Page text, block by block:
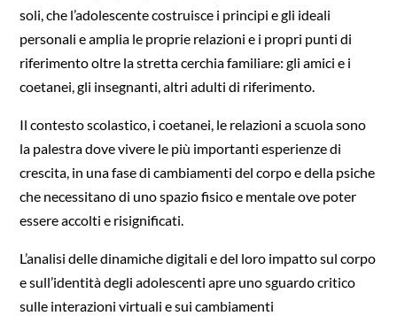
soli, che l’adolescente costruisce i principi e gli ideali
personali e amplia le proprie relazioni e i propri punti di
riferimento oltre la stretta cerchia familiare: gli amici e i
coetanei, gli insegnanti, altri adulti di riferimento.
Il contesto scolastico, i coetanei, le relazioni a scuola sono
la palestra dove vivere le più importanti esperienze di
crescita, in una fase di cambiamenti del corpo e della psiche
che necessitano di uno spazio fisico e mentale ove poter
essere accolti e risignificati.
L’analisi delle dinamiche digitali e del loro impatto sul corpo
e sull’identità degli adolescenti apre uno sguardo critico
sulle interazioni virtuali e sui cambiamenti